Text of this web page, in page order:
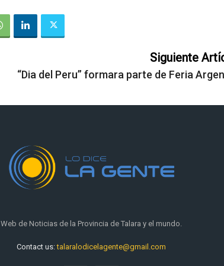
Siguiente
“Dia del Peru” formara parte de Feria
Web de Noticias de la Provincia de Talara y el mundo.
Contact us:talaralodicelagente@gmail.com